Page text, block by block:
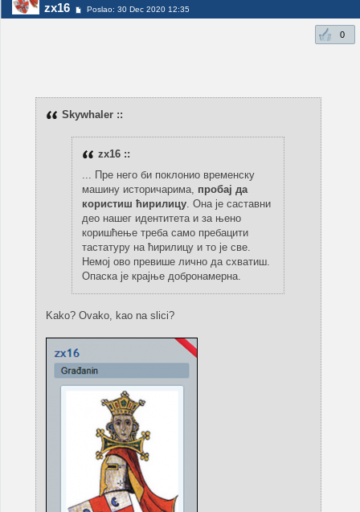
zx16 Poslao: 30 Dec 2020 12:35
0
Skywhaler ::
zx16 ::
... Пре него би поклонио временску
машину историчарима, пробај да
користиш ћирилицу. Она је саставни
део нашег идентитета и за њено
коришћење треба само пребацити
тастатуру на ћирилицу и то је све.
Немој ово превише лично да схватиш.
Опаска је крајње добронамерна.
Kako? Ovako, kao na slici?